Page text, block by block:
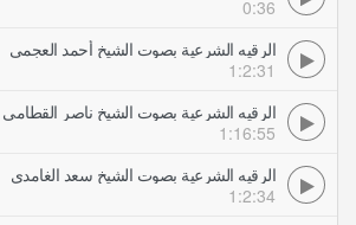
0:36
الرقيه الشرعية بصوت الشيخ أحمد العجمي
1:2:31
الرقيه الشرعية بصوت الشيخ ناصر القطامي
1:16:55
الرقيه الشرعية بصوت الشيخ سعد الغامدي
1:2:34